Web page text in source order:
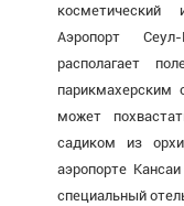
косметический
Аэропорт
располагает
парикмахерским
может
садиком из
аэропорте
специальный